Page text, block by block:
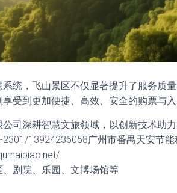
统，飞山景区不仅显著提升了服务质
受到更加便捷、高效、安全的购票与
司深耕智慧文旅领域，以创新技术助
13924236058广州市番禺天安节
剧院、乐园、文博场馆等